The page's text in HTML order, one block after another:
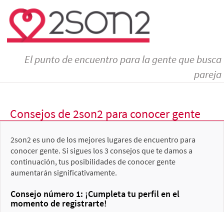
El punto de encuentro para la gente que busca
pareja
Consejos de 2son2 para conocer gente
2son2 es uno de los mejores lugares de encuentro para
conocer gente. Si sigues los 3 consejos que te damos a
continuación, tus posibilidades de conocer gente
aumentarán significativamente.
Consejo número 1: ¡Cumpleta tu perfil en el
momento de registrarte!